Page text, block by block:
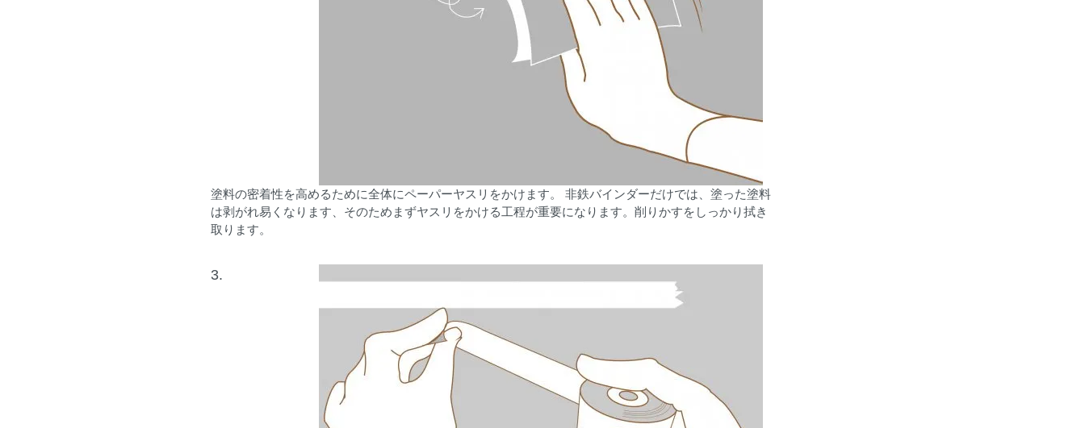
塗料の密着性を高めるために全体にペーパーヤスリをかけます。 非鉄バインダーだけでは、塗った塗料
は剥がれ易くなります、そのためまずヤスリをかける工程が重要になります。削りかすをしっかり拭き
取ります。
3.